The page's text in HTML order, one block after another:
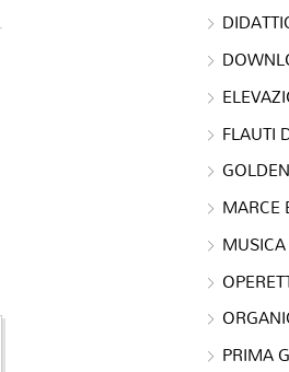
FLAUTI
MARCE
PRIMA